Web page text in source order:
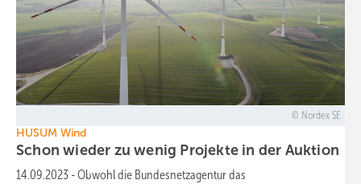
Nordex SE
HUSUM Wind
Schon wieder zu wenig Projekte in der Auktion
14.09.2023 -Obwohl die Bundesnetzagentur das